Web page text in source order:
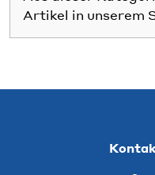
Artikel in unserem